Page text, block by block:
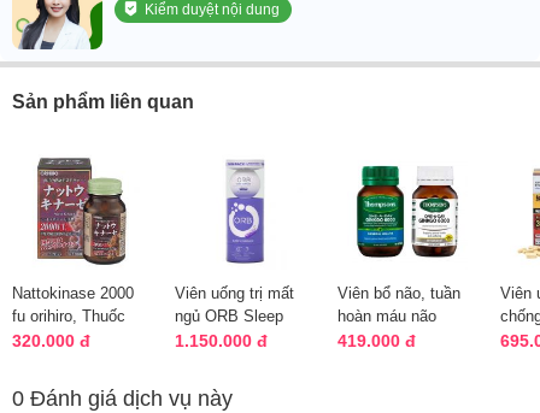
Kiểm duyệt nội dung
Sản phẩm liên quan
Nattokinase 2000
fu orihiro, Thuốc
điều trị tai biến của
320.000 đ
Viên uống trị mất
ngủ ORB Sleep
Complex 60 viên
1.150.000 đ
Viên bổ não, tuần
hoàn máu não
Thompson’s
419.000 đ
Viên
0 Đánh giá dịch vụ này